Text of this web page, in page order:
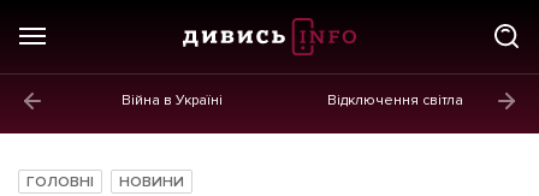
Війна в Україні Відключення світла
Новини
ГОЛОВНІ НОВИНИ